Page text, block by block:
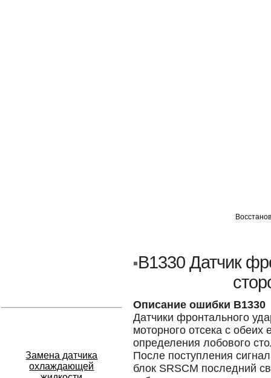
Замена датчика
охлаждающей
B1330 Датчик
Описание ошибки B1330
Датчики фронтального
моторного отсека с
определения лобового
После поступления
блок SRSCM последний